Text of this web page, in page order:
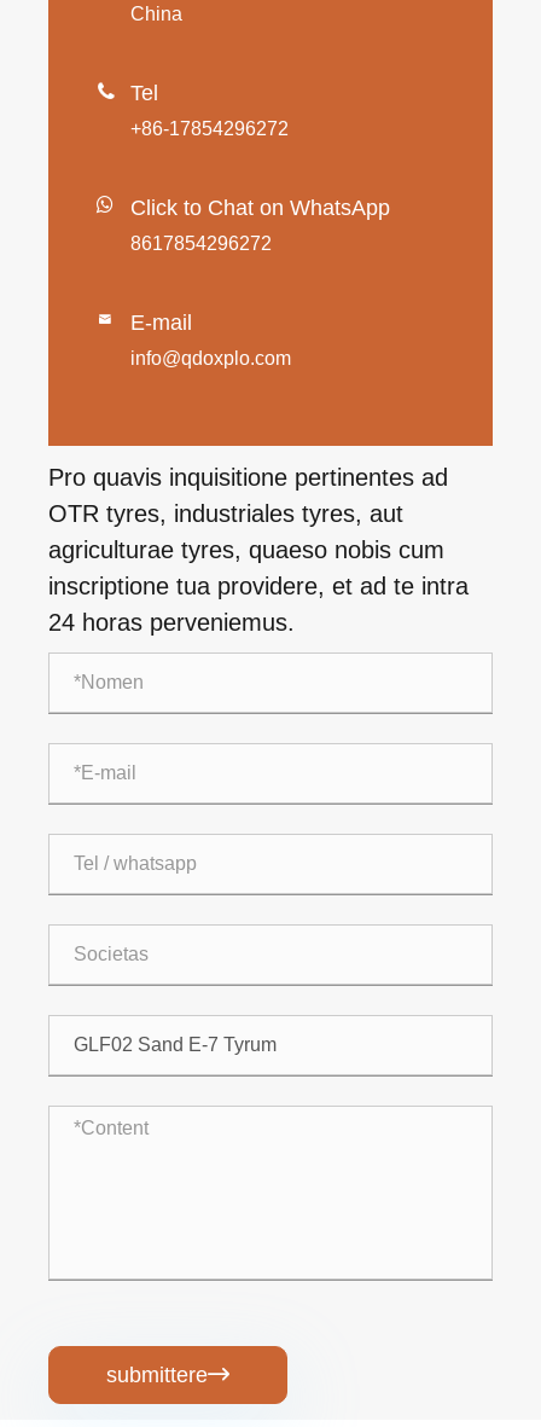
China
 Tel
+86-17854296272
Click to Chat on WhatsApp
8617854296272
 E-mail
info@qdoxplo.com
Pro quavis inquisitione pertinentes ad
OTR tyres, industriales tyres, aut
agriculturae tyres, quaeso nobis cum
inscriptione tua providere, et ad te intra
24 horas perveniemus.
submittere